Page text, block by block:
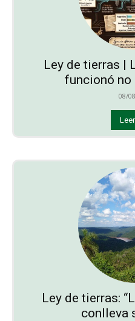
Ley de tierras |
funcionó no
08/
Ley de tierras:
conlleva